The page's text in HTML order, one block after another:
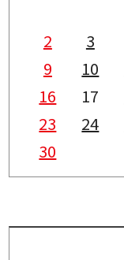
2
3
9
10
16
17
23
24
30